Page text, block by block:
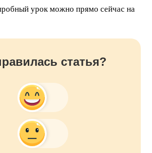
урок можно прямо сейчас на
статья?